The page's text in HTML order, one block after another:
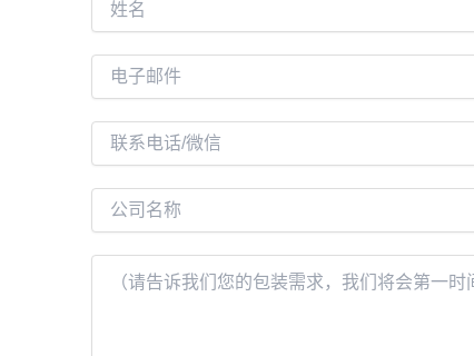
名
子
邮
件
*
系
电
话
司
名